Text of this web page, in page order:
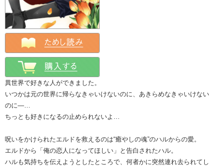
異世界で好きな人ができました。
いつかは元の世界に帰らなきゃいけないのに、あきらめなきゃいけない
のに―…
ちっとも好きになるの止められないよ…
呪いをかけられたエルドを救えるのは“癒やしの魂”のハルからの愛。
エルドから「俺の恋人になってほしい」と告白されたハル。
ハルも気持ちを伝えようとしたところで、何者かに突然連れ去られてし